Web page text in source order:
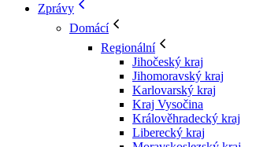
Zprávy
Domácí
Regionální
Jihočeský kraj
Jihomoravský kraj
Karlovarský kraj
Kraj Vysočina
Králověhradecký kraj
Liberecký kraj